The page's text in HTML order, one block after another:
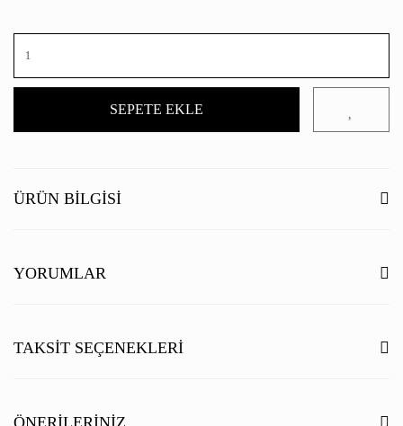
SEPETE EKLE
ÜRÜN BILGISI
YORUMLAR
Bu ürüne ilk yorumu siz yapın!
TAKSIT SEÇENEKLERI
ÖNERILERINIZ